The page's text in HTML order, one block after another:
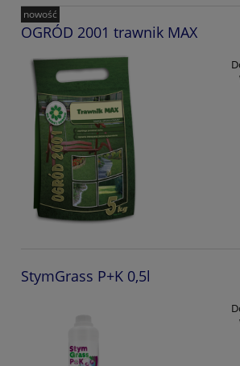
OGRÓD 2001 trawnik MAX
nowość
StymGrass P+K 0,5l